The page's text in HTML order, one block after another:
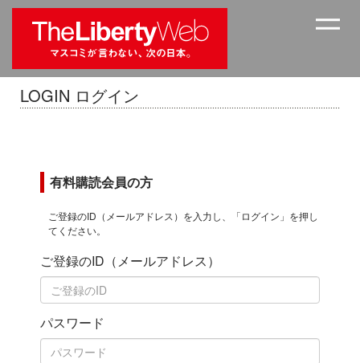
LOGIN ログイン
有料購読会員の方
ご登録のID（メールアドレス）を入力し、「ログイン」を押し
てください。
ご登録のID（メールアドレス）
パスワード